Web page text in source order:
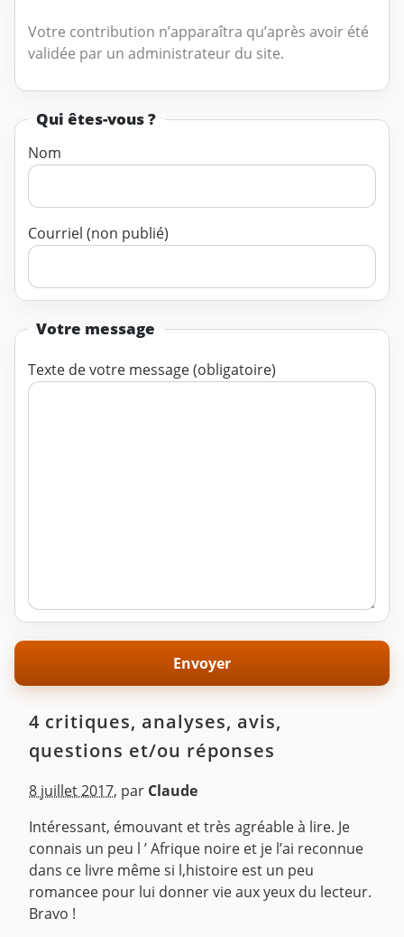
Votre contribution n’apparaîtra qu’après avoir été
validée par un administrateur du site.
Qui êtes-vous ?
Nom
Courriel (non publié)
Votre message
Texte de votre message (obligatoire)
4 critiques, analyses, avis,
questions et/ou réponses
8 juillet 2017, par Claude
Intéressant, émouvant et très agréable à lire. Je
connais un peu l ’ Afrique noire et je l’ai reconnue
dans ce livre même si l,histoire est un peu
romancee pour lui donner vie aux yeux du lecteur.
Bravo !